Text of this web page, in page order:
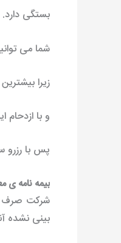
بستگی دارد.
شما می
زیرا
و با
پس با رزرو
بیمه نامه ی
شرکت صرف
بینی نشده